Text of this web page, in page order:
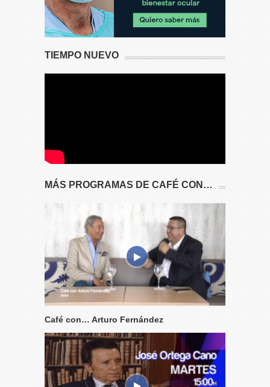
TIEMPO NUEVO
MÁS PROGRAMAS DE CAFÉ CON…
Café con… Arturo Fernández